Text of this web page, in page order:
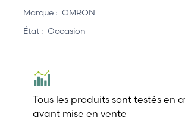
Marque : OMRON
État : Occasion
Tous les produits sont testés en
avant mise en vente